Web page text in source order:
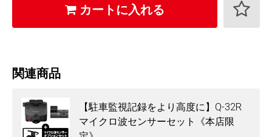
クロネコ延長保証 プレミアム版
ログイン・会員登録(無料)はこちら
カートに入れる
関連商品
【駐車監視記録をより高度に】Q-32R
マイクロ波センサーセット《本店限